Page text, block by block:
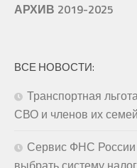
АРХИВ 2019-2025
ВСЕ НОВОСТИ:
Транспортная
СВО и членов их
Сервис ФНС